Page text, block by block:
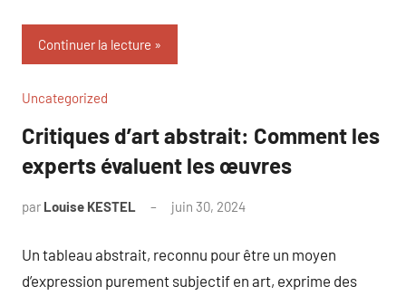
Continuer la lecture
Uncategorized
Critiques d’art abstrait: Comment les
experts évaluent les œuvres
par Louise KESTEL juin 30, 2024
Un tableau abstrait, reconnu pour être un moyen
d’expression purement subjectif en art, exprime des